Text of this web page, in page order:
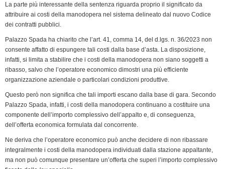
La parte più interessante della sentenza riguarda proprio il significato da
attribuire ai costi della manodopera nel sistema delineato dal nuovo Codice
dei contratti pubblici.
Palazzo Spada ha chiarito che l’art. 41, comma 14, del d.lgs. n. 36/2023 non
consente affatto di espungere tali costi dalla base d’asta. La disposizione,
infatti, si limita a stabilire che i costi della manodopera non siano soggetti a
ribasso, salvo che l’operatore economico dimostri una più efficiente
organizzazione aziendale o particolari condizioni produttive.
Questo però non significa che tali importi escano dalla base di gara. Secondo
Palazzo Spada, infatti, i costi della manodopera continuano a costituire una
componente dell’importo complessivo dell’appalto e, di conseguenza,
dell’offerta economica formulata dal concorrente.
Ne deriva che l’operatore economico può anche decidere di non ribassare
integralmente i costi della manodopera individuati dalla stazione appaltante,
ma non può comunque presentare un’offerta che superi l’importo complessivo